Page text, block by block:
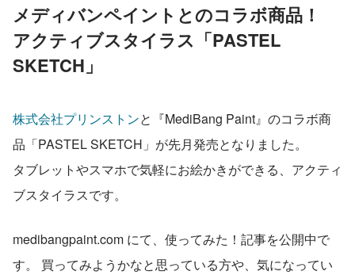
メディバンペイントとのコラボ商品！
アクティブスタイラス「PASTEL
SKETCH」
株式会社プリンストンと『MediBang Paint』のコラボ商
品「PASTEL SKETCH」が先月発売となりました。
タブレットやスマホで気軽にお絵かきができる、アクティ
ブスタイラスです。
medibangpaint.com にて、使ってみた！記事を公開中で
す。 買ってみようかなと思っている方や、気になってい